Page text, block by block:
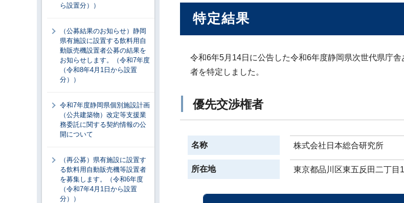
特定結果
令和6年5月14日に公告した令和6年度静岡県次世代県庁
者を特定しました。
優先交渉権者
名称 株式会社日本総合研究所
所在地 東京都品川区東五反田二丁目
ら設置分））
（公募結果のお知らせ）静岡
県有施設に設置する飲料用自
動販売機設置者公募の結果を
お知らせします。（令和7年度
（令和8年4月1日から設置
分））
令和7年度静岡県個別施設計画
（公共建築物）改定等支援業
務委託に関する契約情報の公
開について
（再公募）県有施設に設置す
る飲料用自動販売機等設置者
を募集します。（令和6年度
（令和7年4月1日から設置
分））